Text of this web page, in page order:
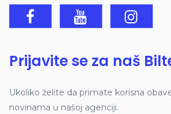
Prijavite se za naš
Ukoliko želite da primate korisna
novinama u našoj agenciji.